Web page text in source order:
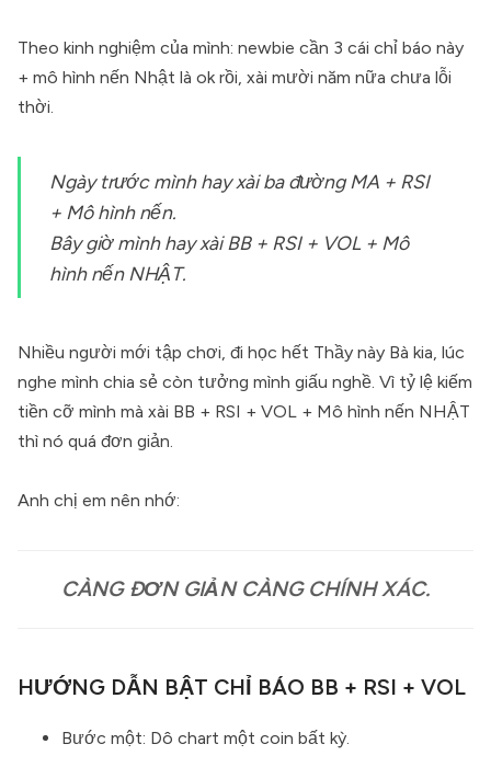
Theo kinh nghiệm của mình: newbie cần 3 cái chỉ báo này
+ mô hình nến Nhật là ok rồi, xài mười năm nữa chưa lỗi
thời.
Ngày trước mình hay xài ba đường MA + RSI
+ Mô hình nến.
Bây giờ mình hay xài BB + RSI + VOL + Mô
hình nến NHẬT.
Nhiều người mới tập chơi, đi học hết Thầy này Bà kia, lúc
nghe mình chia sẻ còn tưởng mình giấu nghề. Vì tỷ lệ kiếm
tiền cỡ mình mà xài BB + RSI + VOL + Mô hình nến NHẬT
thì nó quá đơn giản.
Anh chị em nên nhớ:
CÀNG ĐƠN GIẢN CÀNG CHÍNH XÁC.
HƯỚNG DẪN BẬT CHỈ BÁO BB + RSI + VOL
Bước một: Dô chart một coin bất kỳ.